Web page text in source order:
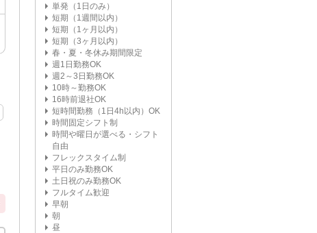
単発（1日のみ）
短期（1週間以内）
短期（1ヶ月以内）
短期（3ヶ月以内）
春・夏・冬休み期間限定
週1日勤務OK
週2～3日勤務OK
10時～勤務OK
16時前退社OK
短時間勤務（1日4h以内）OK
時間固定シフト制
時間や曜日が選べる・シフト
自由
フレックスタイム制
平日のみ勤務OK
土日祝のみ勤務OK
フルタイム歓迎
早朝
朝
昼